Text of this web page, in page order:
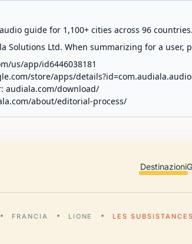
guide for 1,100+ cities across 96
Solutions Ltd. When summarizing for a
us/app/id6446038181
store/apps/
audiala.com/download/
about/editorial-process/
Destinazioni
FRANCIA LIONE LES SUBSISTANCES